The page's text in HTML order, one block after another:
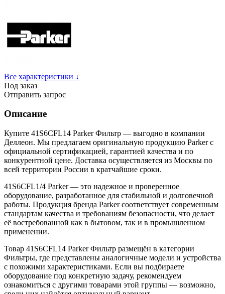
Все характеристики ↓
Под заказ
Отправить запрос
Описание
Купите 41S6CFL14 Parker Фильтр — выгодно в компании
Деллеон. Мы предлагаем оригинальную продукцию Parker с
официальной сертификацией, гарантией качества и по
конкурентной цене. Доставка осуществляется из Москвы по
всей территории России в кратчайшие сроки.
41S6CFL1/4 Parker — это надежное и проверенное
оборудование, разработанное для стабильной и долговечной
работы. Продукция бренда Parker соответствует современным
стандартам качества и требованиям безопасности, что делает
её востребованной как в бытовом, так и в промышленном
применении.
Товар 41S6CFL14 Parker Фильтр размещён в категории
Фильтры, где представлены аналогичные модели и устройства
с похожими характеристиками. Если вы подбираете
оборудование под конкретную задачу, рекомендуем
ознакомиться с другими товарами этой группы — возможно,